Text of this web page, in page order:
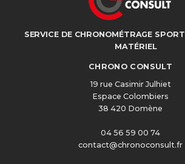
SERVICE DE CHRONOMÉTRAGE
MATÉRIEL
CHRONO CONSULT
19 rue Casimir Julhiet
Espace Colombiers
38 420 Domène
04 56 59 00 74
contact@chronoconsult.fr